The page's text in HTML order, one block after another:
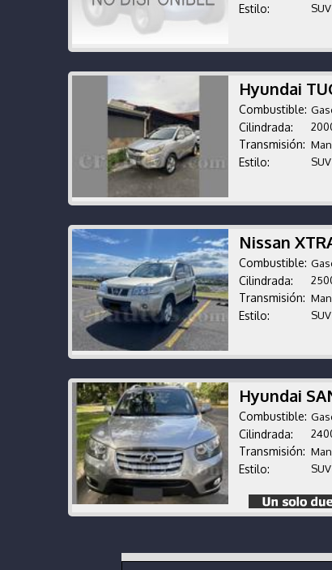
Estilo:
Hyundai
Combustible:
Cilindrada:
Transmisión:
Estilo:
Nissan
Combustible:
Cilindrada:
Transmisión:
Estilo:
Hyundai
Combustible:
Cilindrada:
Transmisión:
Estilo: